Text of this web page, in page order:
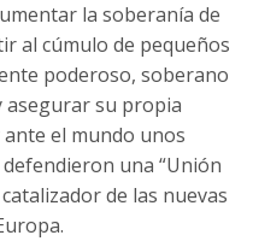
la soberanía de
al cúmulo de pequeños
poderoso, soberano
asegurar su propia
el mundo unos
una “Unión
de las nuevas